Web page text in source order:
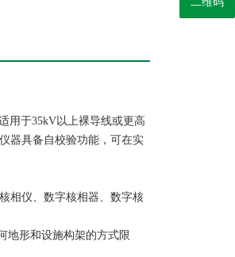
用于35kV以上裸导线或更高
器具备自校验功能，可在实
相仪、数字核相器、数字核
地形和设施构架的方式限